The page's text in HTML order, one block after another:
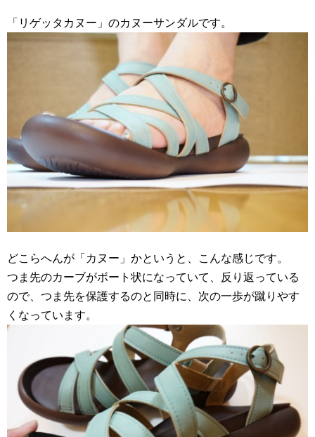
「リゲッタカヌー」のカヌーサンダルです。
どこらへんが「カヌー」かというと、こんな感じです。
つま先のカーブがボート状になっていて、反り返っている
ので、つま先を保護するのと同時に、次の一歩が蹴りやす
くなっています。